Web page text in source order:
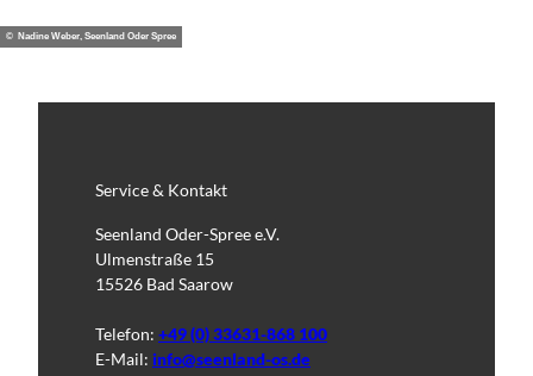
© Nadine Weber, Seenland Oder Spree
Service & Kontakt
Seenland Oder-Spree e.V.
Ulmenstraße 15
15526 Bad Saarow
Telefon: +49 (0) 33631-868 100
E-Mail: info@seenland-os.de